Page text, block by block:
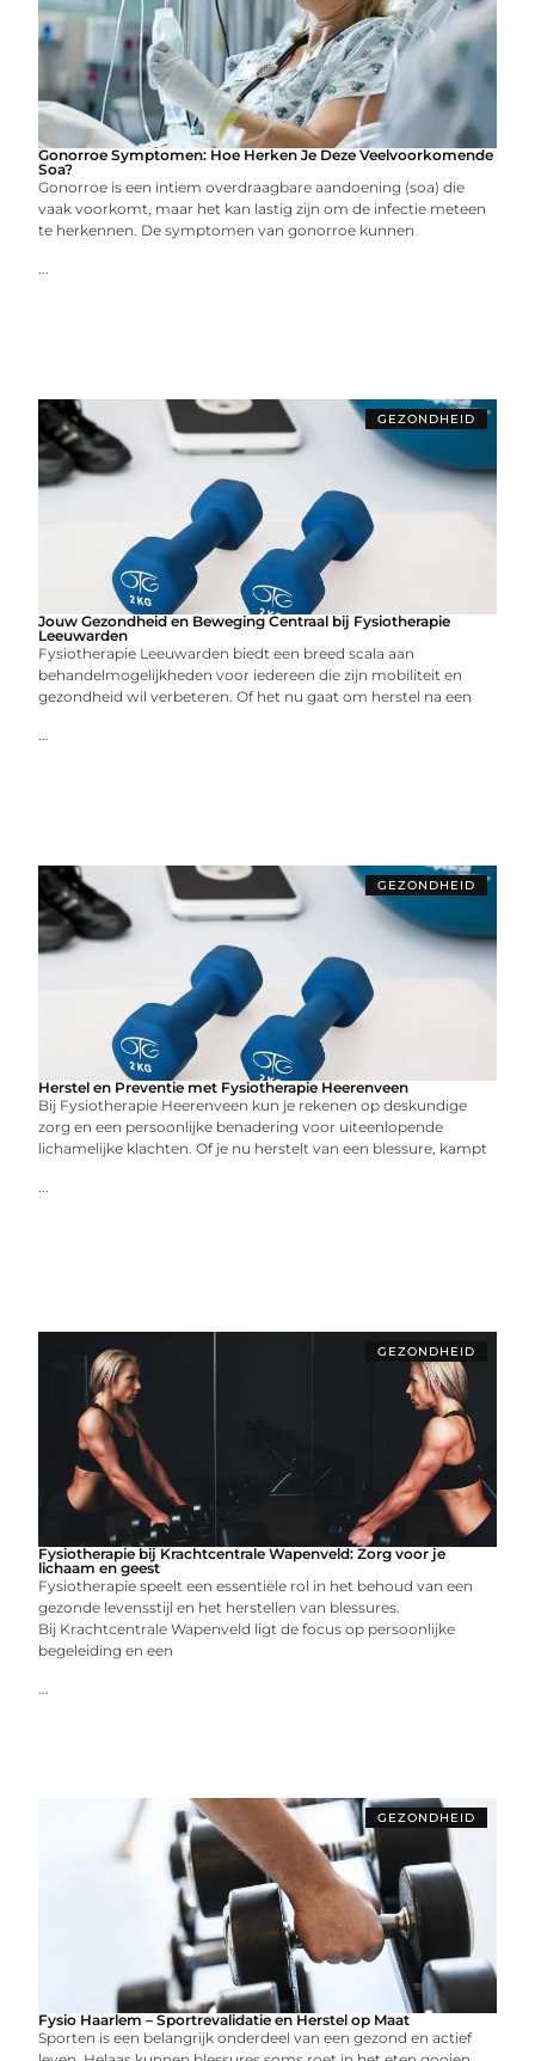
Gonorroe Symptomen: Hoe Herken Je Deze Veelvoorkomende
Soa?
Gonorroe is een intiem overdraagbare aandoening (soa) die
vaak voorkomt, maar het kan lastig zijn om de infectie meteen
te herkennen. De symptomen van gonorroe kunnen
...
GEZONDHEID
Jouw Gezondheid en Beweging Centraal bij Fysiotherapie
Leeuwarden
Fysiotherapie Leeuwarden biedt een breed scala aan
behandelmogelijkheden voor iedereen die zijn mobiliteit en
gezondheid wil verbeteren. Of het nu gaat om herstel na een
...
GEZONDHEID
Herstel en Preventie met Fysiotherapie Heerenveen
Bij Fysiotherapie Heerenveen kun je rekenen op deskundige
zorg en een persoonlijke benadering voor uiteenlopende
lichamelijke klachten. Of je nu herstelt van een blessure, kampt
...
GEZONDHEID
Fysiotherapie bij Krachtcentrale Wapenveld: Zorg voor je
lichaam en geest
Fysiotherapie speelt een essentiële rol in het behoud van een
gezonde levensstijl en het herstellen van blessures.
Bij Krachtcentrale Wapenveld ligt de focus op persoonlijke
begeleiding en een
...
GEZONDHEID
Fysio Haarlem – Sportrevalidatie en Herstel op Maat
Sporten is een belangrijk onderdeel van een gezond en actief